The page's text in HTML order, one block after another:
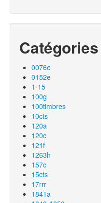
Catégories
0076e
0152e
1-15
100g
100timbres
10cts
120a
120c
121f
1263h
157c
15cts
17rrr
1841a